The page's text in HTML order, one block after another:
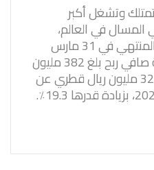
وتشغل أكبر
المسال في العالم،
نتائجها المالية للربع الأول المنتهي في 31 مارس
2022، حيث حققت الشركة صافي ربح بلغ 382 مليون
ريال قطري مقارنة مع 320.1 مليون ريال قطري عن